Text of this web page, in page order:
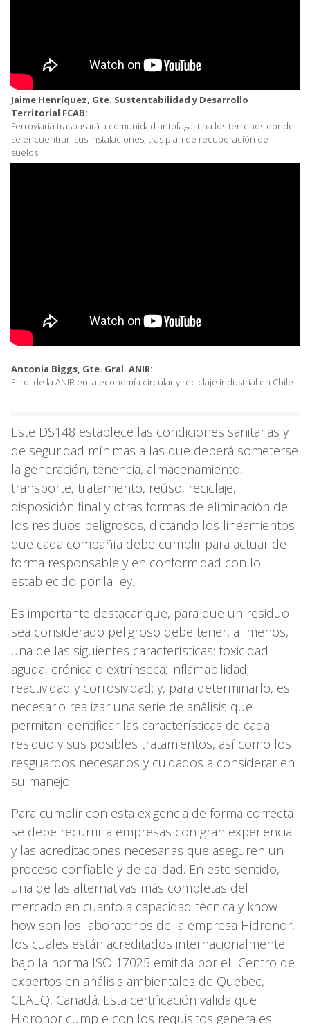
Jaime Henríquez, Gte. Sustentabilidad y Desarrollo
Territorial FCAB:
Ferroviaria traspasará a comunidad antofagastina los terrenos donde
se encuentran sus instalaciones, tras plan de recuperación de
suelos
Antonia Biggs, Gte. Gral. ANIR:
El rol de la ANIR en la economía circular y reciclaje industrial en Chile
Este DS148 establece las condiciones sanitarias y
de seguridad mínimas a las que deberá someterse
la generación, tenencia, almacenamiento,
transporte, tratamiento, reúso, reciclaje,
disposición final y otras formas de eliminación de
los residuos peligrosos, dictando los lineamientos
que cada compañía debe cumplir para actuar de
forma responsable y en conformidad con lo
establecido por la ley.
Es importante destacar que, para que un residuo
sea considerado peligroso debe tener, al menos,
una de las siguientes características: toxicidad
aguda, crónica o extrínseca; inflamabilidad;
reactividad y corrosividad; y, para determinarlo, es
necesario realizar una serie de análisis que
permitan identificar las características de cada
residuo y sus posibles tratamientos, así como los
resguardos necesarios y cuidados a considerar en
su manejo.
Para cumplir con esta exigencia de forma correcta
se debe recurrir a empresas con gran experiencia
y las acreditaciones necesarias que aseguren un
proceso confiable y de calidad. En este sentido,
una de las alternativas más completas del
mercado en cuanto a capacidad técnica y know
how son los laboratorios de la empresa Hidronor,
los cuales están acreditados internacionalmente
bajo la norma ISO 17025 emitida por el Centro de
expertos en análisis ambientales de Quebec,
CEAEQ, Canadá. Esta certificación valida que
Hidronor cumple con los requisitos generales